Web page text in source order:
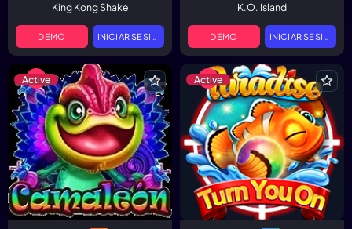
King Kong Shake
DEMO INICIAR SESIÓN
K.O. Island
DEMO INICIAR SESIÓN
Active Active